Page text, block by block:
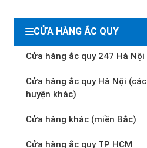
CỬA HÀNG ẮC QUY
Cửa hàng ắc quy 247 Hà Nội
Cửa hàng ắc quy Hà Nội (các
huyện khác)
Cửa hàng khác (miền Bắc)
Cửa hàng ắc quy TP HCM